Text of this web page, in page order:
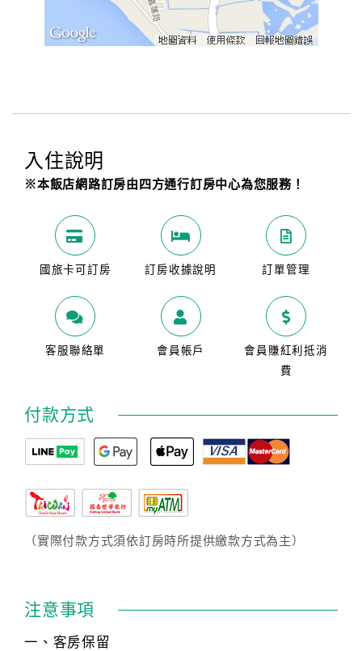
入住說明
※本飯店網路訂房由四方通行訂房中心為您服務！
國旅卡可訂房 訂房收據說明 訂單管理
客服聯絡單 會員帳戶
會員賺紅利抵消
費
付款方式
（實際付款方式須依訂房時所提供繳款方式為主）
注意事項
一、客房保留